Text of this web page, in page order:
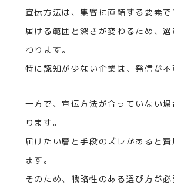
宣伝方法は、集客に直結する要素で
届ける範囲と深さが変わるため、
わります。
特に認知が少ない企業は、発信が不
一方で、宣伝方法が合っていない
ります。
届けたい層と手段のズレがあると
ます。
そのため、戦略性のある選び方が必